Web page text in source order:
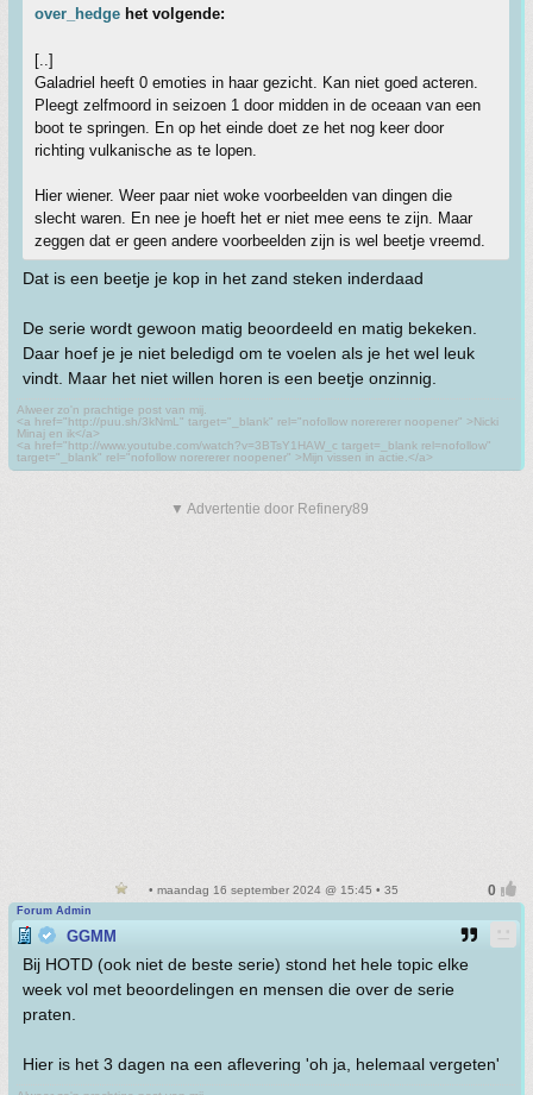
over_hedge het volgende:
[..]
Galadriel heeft 0 emoties in haar gezicht. Kan niet goed acteren.
Pleegt zelfmoord in seizoen 1 door midden in de oceaan van een
boot te springen. En op het einde doet ze het nog keer door
richting vulkanische as te lopen.
Hier wiener. Weer paar niet woke voorbeelden van dingen die
slecht waren. En nee je hoeft het er niet mee eens te zijn. Maar
zeggen dat er geen andere voorbeelden zijn is wel beetje vreemd.
Dat is een beetje je kop in het zand steken inderdaad
De serie wordt gewoon matig beoordeeld en matig bekeken.
Daar hoef je je niet beledigd om te voelen als je het wel leuk
vindt. Maar het niet willen horen is een beetje onzinnig.
Alweer zo'n prachtige post van mij.
<a href="http://puu.sh/3kNmL" target="_blank" rel="nofollow norererer noopener" >Nicki
Minaj en ik</a>
<a href="http://www.youtube.com/watch?v=3BTsY1HAW_c target=_blank rel=nofollow"
target="_blank" rel="nofollow norererer noopener" >Mijn vissen in actie.</a>
▼ Advertentie door Refinery89
• maandag 16 september 2024 @ 15:45 • 35
Forum Admin
GGMM
Bij HOTD (ook niet de beste serie) stond het hele topic elke
week vol met beoordelingen en mensen die over de serie
praten.
Hier is het 3 dagen na een aflevering 'oh ja, helemaal vergeten'